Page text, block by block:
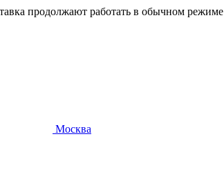
продолжают работать в обычном режиме
Москва